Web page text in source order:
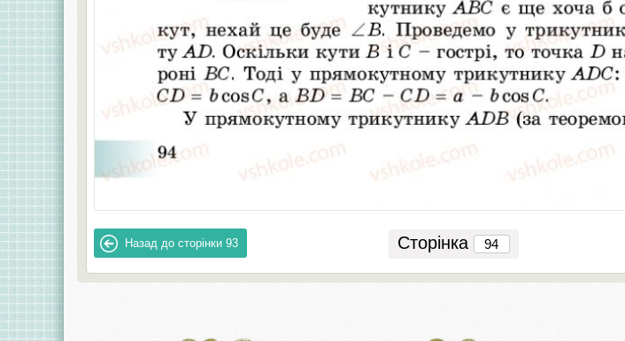
Назад до сторінки 93 Сторінка